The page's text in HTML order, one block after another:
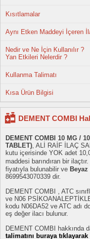
Kısıtlamalar
Aynı Etken Maddeyi İçeren
Nedir ve Ne İçin Kullanılır ?
Yan Etkileri Nelerdir ?
Kullanma Talimatı
Kısa Ürün Bilgisi
DEMENT COMBI
DEMENT COMBI 10 MG /
TABLET), ALİ RAİF İLAÇ
kutu içerisinde YOK adet
maddesi barındıran bir
fiyatıyla bulunabilir ve Beyaz
8699543070339 dir.
DEMENT COMBI , ATC
ve N06
kodu N06DA52 ve ATC adı
eş değer ilacı bulunur.
DEMENT COMBI hakkında
talimatını buraya tıklayarak